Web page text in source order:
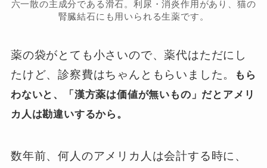
六一散の主成分である滑石。利尿・消炎作用があり、猫の
腎臓結石にも用いられる生薬です。
薬の袋がとても小さいので、薬代はただにし
たけど、診察費はちゃんともらいました。
もら
わないと、「漢方薬は価値が無いもの」だとアメリ
カ人は勘違いするから。
数年前、何人のアメリカ人は会計する時に、